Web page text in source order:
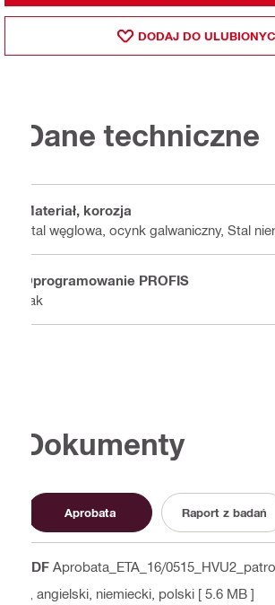
DODAJ DO
Dane techniczne
Materiał, korozja
Stal węglowa, ocynk galwaniczny, Stal
Oprogramowanie PROFIS
Tak
Dokumenty
Aprobata Raport z badań
PDF Aprobata_ETA_16/
, angielski, niemiecki, polski [ 5.6 MB ]